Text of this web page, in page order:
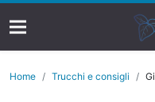
Home Trucchi e consigli